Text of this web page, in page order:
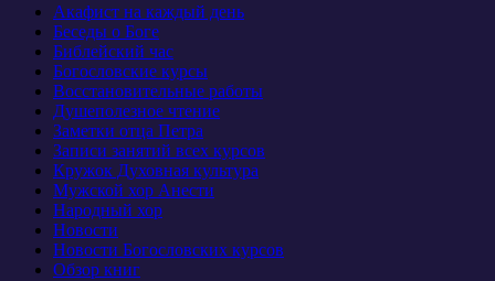
Акафист на каждый день
Беседы о Боге
Библейский час
Богословские курсы
Восстановительные работы
Душеполезное чтение
Заметки отца Петра
Записи занятий всех курсов
Кружок Духовная культура
Мужской хор Анести
Народный хор
Новости
Новости Богословских курсов
Обзор книг